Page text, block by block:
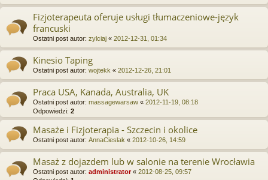
Fizjoterapeuta oferuje usługi tłumaczeniowe-język
francuski
Ostatni post autor: zylciaj « 2012-12-31, 01:34
Kinesio Taping
Ostatni post autor: wojtekk « 2012-12-26, 21:01
Praca USA, Kanada, Australia, UK
Ostatni post autor: massagewarsaw « 2012-11-19, 08:18
Odpowiedzi: 2
Masaże i Fizjoterapia - Szczecin i okolice
Ostatni post autor: AnnaCieslak « 2012-10-26, 14:59
Masaż z dojazdem lub w salonie na terenie Wrocławia
Ostatni post autor: administrator« 2012-08-25, 09:57